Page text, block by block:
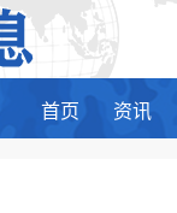
首页 资讯